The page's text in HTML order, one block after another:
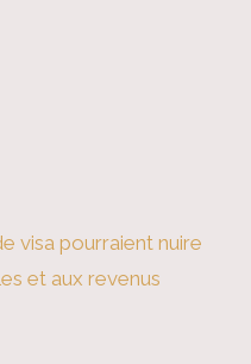
visa pourraient nuire
et aux revenus